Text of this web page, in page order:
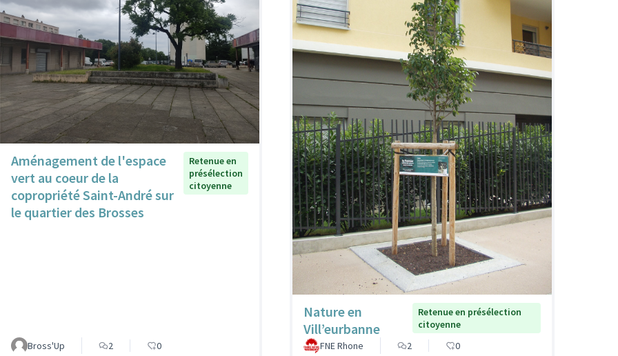
Aménagement de l'espace
vert au coeur de la
copropriété Saint-André sur
le quartier des Brosses
Retenue en
présélection
citoyenne
Bross'Up 2 0
Nature en
Vill’eurbanne
Retenue en présélection
citoyenne
FNE Rhone
2 0